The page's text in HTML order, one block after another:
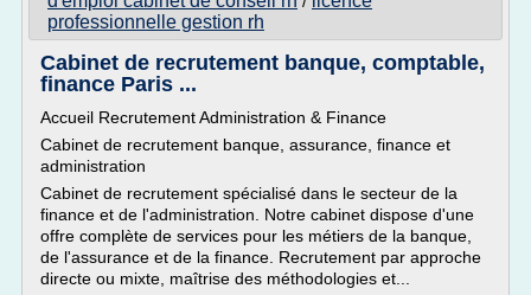
professionnelle gestion rh
Cabinet de recrutement banque, comptable,
finance Paris ...
Accueil Recrutement Administration & Finance
Cabinet de recrutement banque, assurance, finance et
administration
Cabinet de recrutement spécialisé dans le secteur de la
finance et de l'administration. Notre cabinet dispose d'une
offre complète de services pour les métiers de la banque,
de l'assurance et de la finance. Recrutement par approche
directe ou mixte, maîtrise des méthodologies et...